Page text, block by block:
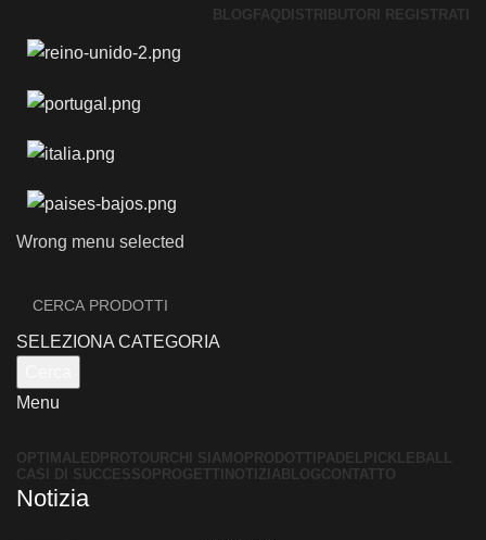
BLOG FAQ DISTRIBUTORI REGISTRATI
Wrong menu selected
SELEZIONA CATEGORIA
Menu
OPTIMALED PROTOUR CHI SIAMO PRODOTTI PADEL PICKLEBALL
CASI DI SUCCESSO PROGETTI NOTIZIA BLOGCONTATTO
Notizia